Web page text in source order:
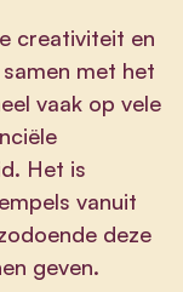
creativiteit en
met het
vaak op vele
Het is
vanuit
deze
geven.